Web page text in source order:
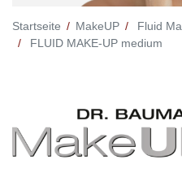
Startseite MakeUP
Fluid
FLUID MAKE-UP medium